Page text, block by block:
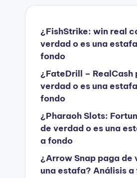
¿FishStrike: win real
verdad o es una
fondo
¿FateDrill – RealCash
verdad o es una
fondo
¿Pharaoh Slots:
de verdad o es una
a fondo
¿Arrow Snap paga de
una estafa? Análisis a